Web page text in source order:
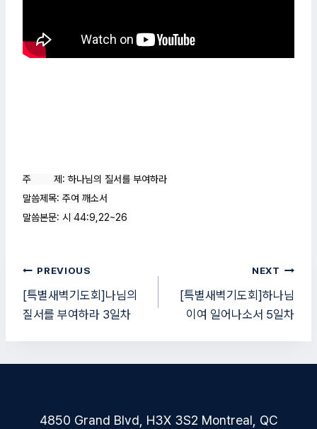
주        제: 하나님의 질서를 부여하라
말씀제목: 주여 깨소서
말씀본문: 시 44:9,22~26
글
탐
색
PREVIOUS
[특별새벽기도회]나님의
질서를 부여하라 3일차
NEXT
[특별새벽기도회]하나님
이여 일어나소서 5일차
4850 Grand Blvd, H3X 3S2 Montreal, QC